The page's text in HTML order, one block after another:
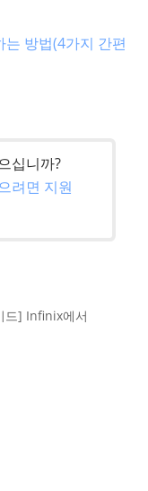
방법(4가지 간편
십니까?
려면 지원
드] Infinix에서